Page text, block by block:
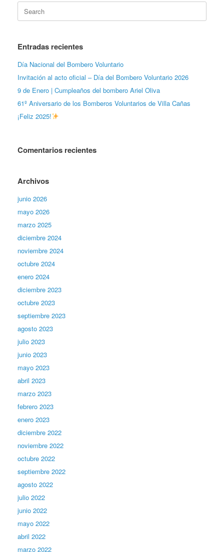
Search
for:
Entradas recientes
Día Nacional del Bombero Voluntario
Invitación al acto oficial – Día del Bombero Voluntario 2026
9 de Enero | Cumpleaños del bombero Ariel Oliva
61º Aniversario de los Bomberos Voluntarios de Villa Cañas
¡Feliz 2025!
Comentarios recientes
Archivos
junio 2026
mayo 2026
marzo 2025
diciembre 2024
noviembre 2024
octubre 2024
enero 2024
diciembre 2023
octubre 2023
septiembre 2023
agosto 2023
julio 2023
junio 2023
mayo 2023
abril 2023
marzo 2023
febrero 2023
enero 2023
diciembre 2022
noviembre 2022
octubre 2022
septiembre 2022
agosto 2022
julio 2022
junio 2022
mayo 2022
abril 2022
marzo 2022